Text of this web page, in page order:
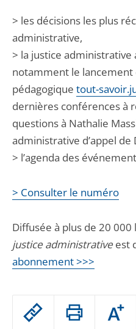
Passer
ou
> les décisions les plus
administrative,
> la justice administrative
notamment le
pédagogique tout-
dernières conférences à
questions à Nathalie
administrative d’appel de
> l’agenda des
> Consulter le numéro
Diffusée à plus de 20 000
justice administrative est
abonnement >>>